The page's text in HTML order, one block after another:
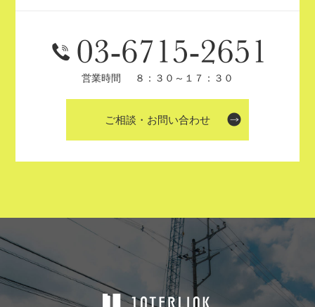
営業時間 ８：３０～１７：３０
ご相談・お問い合わせ